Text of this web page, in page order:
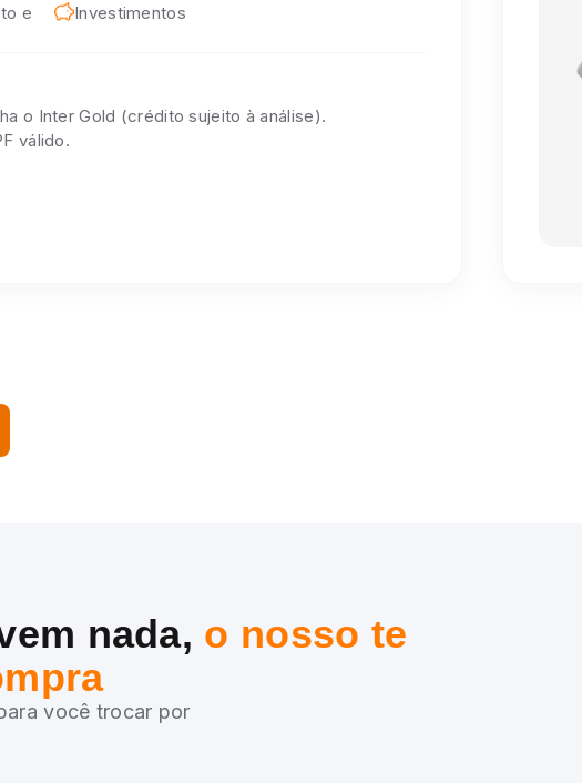
e
Investimentos
o Inter Gold (crédito sujeito à análise).
válido.
nada, o nosso te
você trocar por